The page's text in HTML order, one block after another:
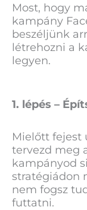
Most, hogy
kampány
beszéljünk
létrehozni a
legyen.
1. lépés –
Mielőtt fejest
tervezd meg
kampányod
stratégiádon
nem fogsz
futtatni.